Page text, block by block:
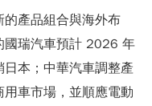
的產品組合與海外布
國瑞汽車預計 2026 年
日本；中華汽車調整產
車市場，並順應電動